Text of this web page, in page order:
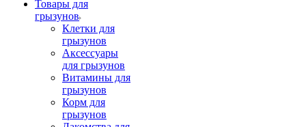
Товары для
грызунов
Клетки для
грызунов
Аксессуары
для грызунов
Витамины для
грызунов
Корм для
грызунов